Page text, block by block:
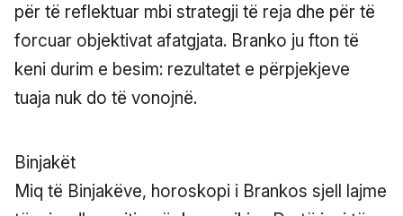
për të reflektuar mbi strategji të reja dhe për të
forcuar objektivat afatgjata. Branko ju fton të
keni durim e besim: rezultatet e përpjekjeve
tuaja nuk do të vonojnë.
Binjakët
Miq të Binjakëve, horoskopi i Brankos sjell lajme